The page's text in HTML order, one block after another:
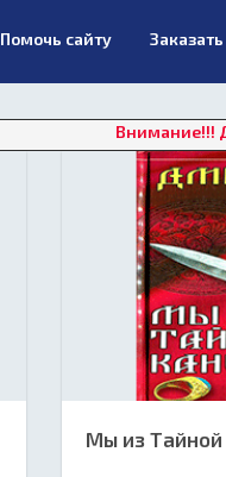
Помочь сайту
Внимание!!! Для
Мы из Тайной